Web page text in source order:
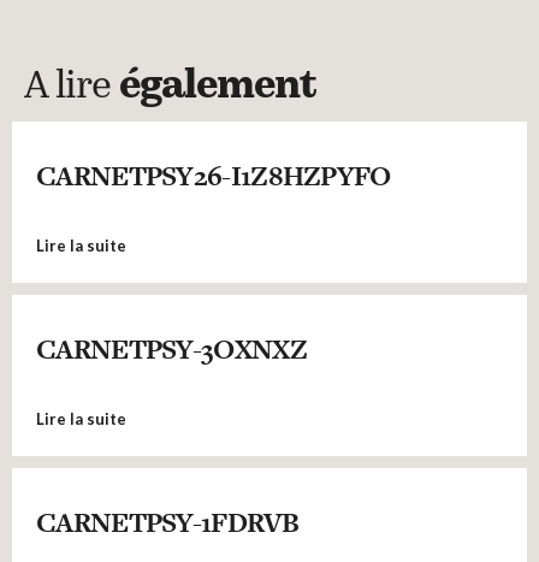
A lire également
CARNETPSY26-I1Z8HZPYFO
Lire la suite
CARNETPSY-3OXNXZ
Lire la suite
CARNETPSY-1FDRVB